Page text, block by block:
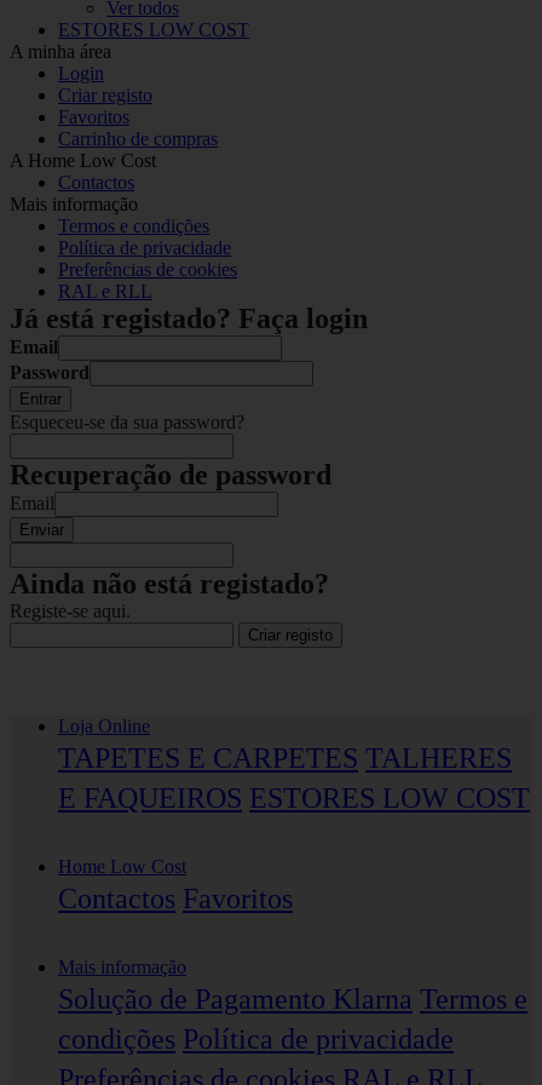
Ver todos
ESTORES LOW COST
A minha área
Login
Criar registo
Favoritos
Carrinho de compras
A Home Low Cost
Contactos
Mais informação
Termos e condições
Política de privacidade
Preferências de cookies
RAL e RLL
Já está registado? Faça login
Email
Password
Entrar
Esqueceu-se da sua password?
Recuperação de password
Email
Enviar
Ainda não está registado?
Registe-se aqui.
Criar registo
Loja Online
TAPETES E CARPETES TALHERES
E FAQUEIROS ESTORES LOW COST
Home Low Cost
Contactos Favoritos
Mais informação
Solução de Pagamento Klarna Termos e
condições Política de privacidade
Preferências de cookies RAL e RLL